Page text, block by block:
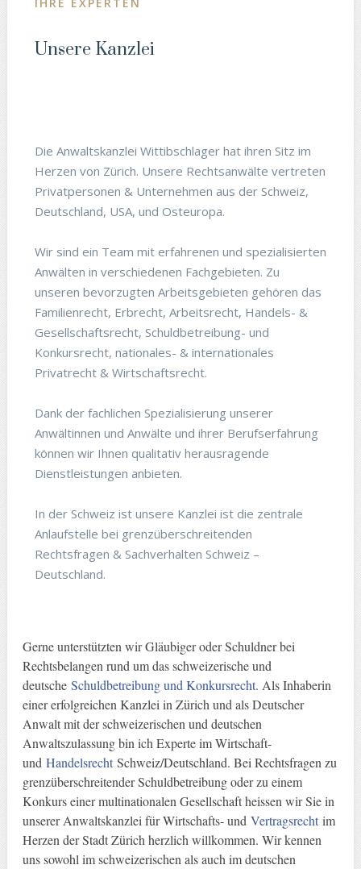
Unsere Kanzlei
Die Anwaltskanzlei Wittibschlager hat ihren Sitz im
Herzen von Zürich. Unsere Rechtsanwälte vertreten
Privatpersonen & Unternehmen aus der Schweiz,
Deutschland, USA, und Osteuropa.
Wir sind ein Team mit erfahrenen und spezialisierten
Anwälten in verschiedenen Fachgebieten. Zu
unseren bevorzugten Arbeitsgebieten gehören das
Familienrecht, Erbrecht, Arbeitsrecht, Handels- &
Gesellschaftsrecht, Schuldbetreibung- und
Konkursrecht, nationales- & internationales
Privatrecht & Wirtschaftsrecht.
Dank der fachlichen Spezialisierung unserer
Anwältinnen und Anwälte und ihrer Berufserfahrung
können wir Ihnen qualitativ herausragende
Dienstleistungen anbieten.
In der Schweiz ist unsere Kanzlei ist die zentrale
Anlaufstelle bei grenzüberschreitenden
Rechtsfragen & Sachverhalten Schweiz –
Deutschland.
Gerne unterstützten wir Gläubiger oder Schuldner bei
Rechtsbelangen rund um das schweizerische und
deutsche Schuldbetreibung und Konkursrecht. Als Inhaberin
einer erfolgreichen Kanzlei in Zürich und als Deutscher
Anwalt mit der schweizerischen und deutschen
Anwaltszulassung bin ich Experte im Wirtschaft-
und HandelsrechtSchweiz/Deutschland. Bei Rechtsfragen zu
grenzüberschreitender Schuldbetreibung oder zu einem
Konkurs einer multinationalen Gesellschaft heissen wir Sie in
unserer Anwaltskanzlei für Wirtschafts- und Vertragsrechtim
Herzen der Stadt Zürich herzlich willkommen. Wir kennen
uns sowohl im schweizerischen als auch im deutschen